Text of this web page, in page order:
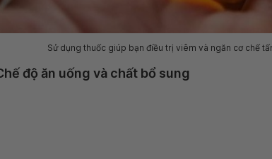
Sử dụng thuốc giúp bạn điều trị viêm và ngăn cơ chế
độ ăn uống và chất bổ sung